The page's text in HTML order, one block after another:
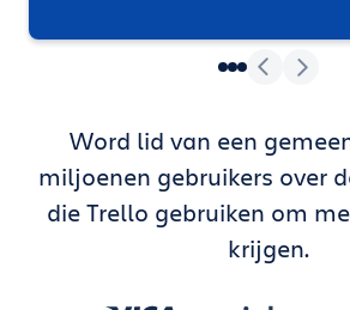
Word lid van een
miljoenen gebruikers over
die Trello gebruiken om
krijgen.